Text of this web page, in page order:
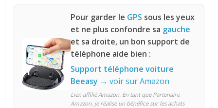
Pour garder le GPS sous les yeux
et ne plus confondre sa gauche
et sa droite, un bon support de
téléphone aide bien :
Support téléphone voiture
Beeasy → voir sur Amazon
Lien affilié Amazon. En tant que Partenaire
Amazon, je réalise un bénéfice sur les achats